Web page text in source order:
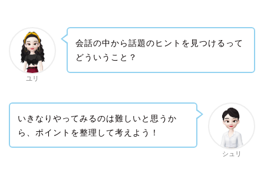
ユリ
会話の中から話題のヒントを見つけるって
どういうこと？
シュリ
いきなりやってみるのは難しいと思うか
ら、ポイントを整理して考えよう！